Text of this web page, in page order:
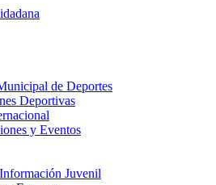
de Deportes
Deportivas
y Eventos
Juvenil